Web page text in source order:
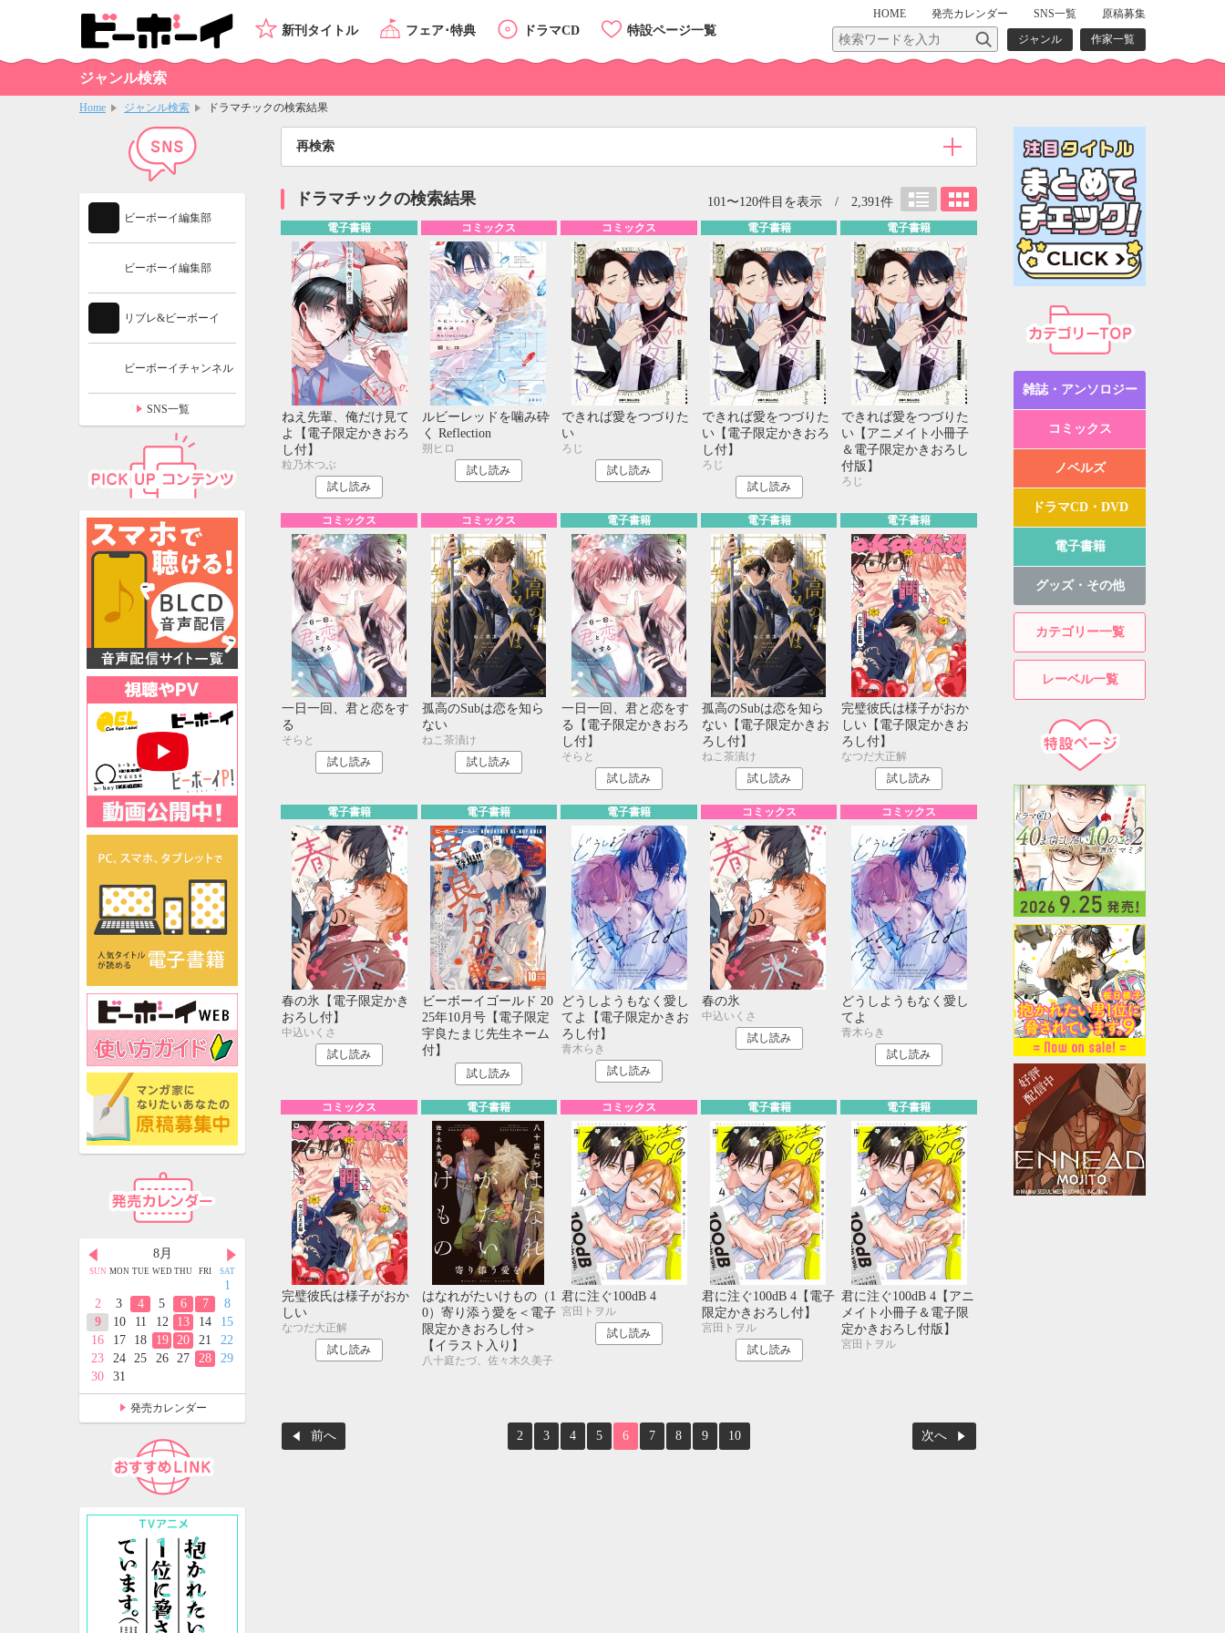
HOME 発売カレンダー SNS一覧
原稿募集
ジャンル
作家一覧
新刊タイトル フェア･特典 ドラマCD 特設ページ一覧
ジャンル検索
Home ジャンル検索 ドラマチックの検索結果
再検索
ドラマチックの検索結果
リスト 101〜120件目を表示 / 2,391件
電子書籍
ねえ先輩、俺だけ見て
よ【電子限定かきおろ
し付】
粒乃木つぶ
試し読み
コミックス
ルビーレッドを噛み砕
く Reflection
朔ヒロ
試し読み
コミックス
できれば愛をつづりた
い
ろじ
試し読み
電子書籍
できれば愛をつづりた
い【電子限定かきおろ
し付】
ろじ
試し読み
電子書籍
できれば愛をつづりた
い【アニメイト小冊子
＆電子限定かきおろし
付版】
ろじ
コミックス
一日一回、君と恋をす
る
そらと
試し読み
コミックス
孤高のSubは恋を知ら
ない
ねこ茶漬け
試し読み
電子書籍
一日一回、君と恋をす
る【電子限定かきおろ
し付】
そらと
試し読み
電子書籍
孤高のSubは恋を知ら
ない【電子限定かきお
ろし付】
ねこ茶漬け
試し読み
電子書籍
完璧彼氏は様子がおか
しい【電子限定かきお
ろし付】
なつだ大正解
試し読み
電子書籍
春の氷【電子限定かき
おろし付】
中込いくさ
試し読み
電子書籍
ビーボーイゴールド 20
25年10月号【電子限定
宇良たまじ先生ネーム
付】
試し読み
電子書籍
どうしようもなく愛し
てよ【電子限定かきお
ろし付】
青木らき
試し読み
コミックス
春の氷
中込いくさ
試し読み
コミックス
どうしようもなく愛し
てよ
青木らき
試し読み
コミックス
完璧彼氏は様子がおか
しい
なつだ大正解
試し読み
電子書籍
はなれがたいけもの（1
0）寄り添う愛を＜電子
限定かきおろし付＞
【イラスト入り】
八十庭たづ、佐々木久美子
コミックス
君に注ぐ100dB 4
宮田トヲル
試し読み
電子書籍
君に注ぐ100dB 4【電子
限定かきおろし付】
宮田トヲル
試し読み
電子書籍
君に注ぐ100dB 4【アニ
メイト小冊子＆電子限
定かきおろし付版】
宮田トヲル
前へ 2 3 4 5 6 7 8 9 10 次へ
カテゴリーTOP
雑誌・アンソロジー
コミックス
ノベルズ
ドラマCD・DVD
電子書籍
グッズ・その他
カテゴリー一覧
レーベル一覧
特設ページ
ビーボーイ編集部
ビーボーイ編集部
リブレ&ビーボーイ
ビーボーイチャンネル
SNS一覧
8月
SUN MON TUE WED THU FRI SAT
1
2
3 4 5 6 7
8
9
10 11 12 13 14
15
16
17 18 19 20 21
22
23
24 25 26 27 28
29
30
31
9月
TUE WED THU FRI SAT
1 2 3 4
5
7 8 9 10 11
12
14 15 16 17
23 24 25
30
10月
MON TUE WED THU FRI
1 2
4
5 6 7 8 9
10
11
12 13 14 15 16
18
19 20 21 22
25
26 27 28 29 30 31
発売カレンダー